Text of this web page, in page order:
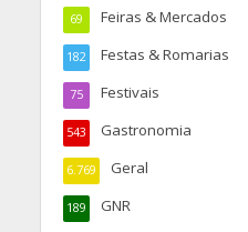
Feiras & Mercados
69
Festas & Romarias
182
Festivais
75
Gastronomia
543
Geral
6.769
GNR
189